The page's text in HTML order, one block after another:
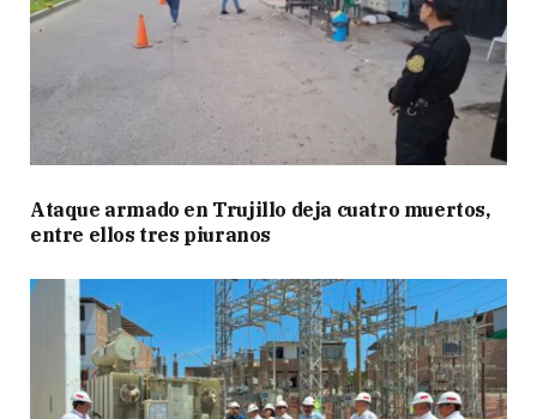
Ataque armado en Trujillo deja cuatro muertos,
entre ellos tres piuranos